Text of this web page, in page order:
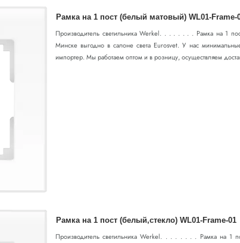
Рамка на 1 пост (белый матовый) WL01-Frame-
Производитель светильника Werkel. . . . . . . . Рамка на 1
Минске выгодно в салоне света Eurosvet. У нас
импортер. Мы работаем оптом и в розницу, осуществляем
Рамка на 1 пост (белый,стекло) WL01-Frame-01
Производитель светильника Werkel. . . . . . . . Рамка на 1